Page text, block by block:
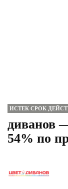
ИСТЕК СРОК
диванов
54% по